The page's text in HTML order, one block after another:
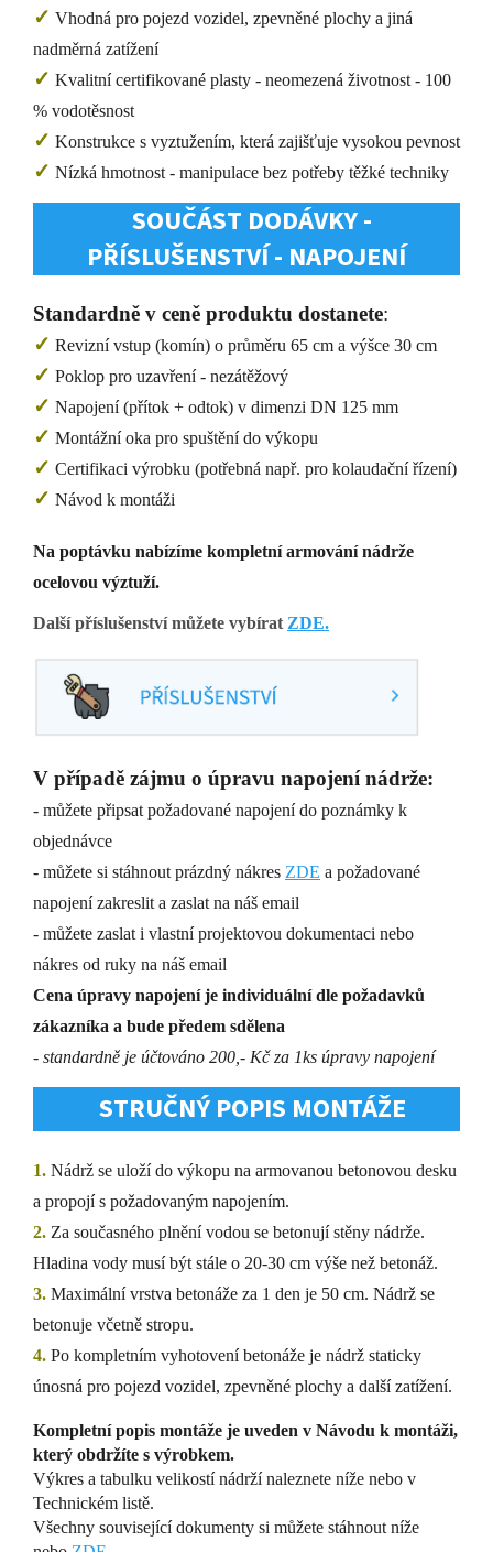
✓ Vhodná pro pojezd vozidel, zpevněné plochy a jiná
nadměrná zatížení
✓ Kvalitní certifikované plasty - neomezená životnost - 100
% vodotěsnost
✓ Konstrukce s vyztužením, která zajišťuje vysokou pevnost
✓ Nízká hmotnost - manipulace bez potřeby těžké techniky
SOUČÁST DODÁVKY -
PŘÍSLUŠENSTVÍ - NAPOJENÍ
Standardně v ceně produktu dostanete:
✓ Revizní vstup (komín) o průměru 65 cm a výšce 30 cm
✓ Poklop pro uzavření - nezátěžový
✓ Napojení (přítok + odtok) v dimenzi DN 125 mm
✓ Montážní oka pro spuštění do výkopu
✓ Certifikaci výrobku (potřebná např. pro kolaudační řízení)
✓ Návod k montáži
Na poptávku nabízíme kompletní armování nádrže
ocelovou výztuží.
Další příslušenství můžete vybírat ZDE.
V případě zájmu o úpravu napojení nádrže:
- můžete připsat požadované napojení do poznámky k
objednávce
- můžete si stáhnout prázdný nákres ZDE a požadované
napojení zakreslit a zaslat na náš email
- můžete zaslat i vlastní projektovou dokumentaci nebo
nákres od ruky na náš email
Cena úpravy napojení je individuální dle požadavků
zákazníka a bude předem sdělena
- standardně je účtováno 200,- Kč za 1ks úpravy napojení
STRUČNÝ POPIS MONTÁŽE
1. Nádrž se uloží do výkopu na armovanou betonovou desku
a propojí s požadovaným napojením.
2. Za současného plnění vodou se betonují stěny nádrže.
Hladina vody musí být stále o 20-30 cm výše než betonáž.
3. Maximální vrstva betonáže za 1 den je 50 cm. Nádrž se
betonuje včetně stropu.
4. Po kompletním vyhotovení betonáže je nádrž staticky
únosná pro pojezd vozidel, zpevněné plochy a další zatížení.
Kompletní popis montáže je uveden v Návodu k montáži,
který obdržíte s výrobkem.
Výkres a tabulku velikostí nádrží naleznete níže nebo v
Technickém listě.
Všechny související dokumenty si můžete stáhnout níže